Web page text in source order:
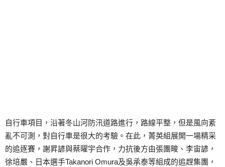
自行車項目，沿著冬山河防汛道路進行，路線平整，但是風向紊
亂不可測，對自行車是很大的考驗。在此，菁英組展開一場精采
的追逐賽，謝昇諺與蔡曜宇合作，力抗後方由張團畯、李宙諺，
徐培嚴、日本選手Takanori Omura及吳承泰等組成的追趕集團，